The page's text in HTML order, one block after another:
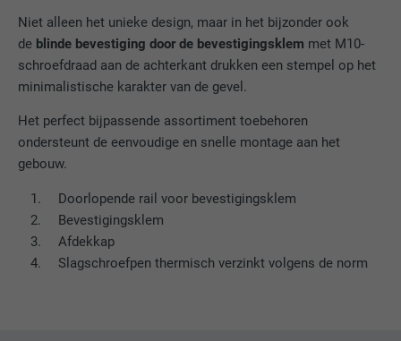
Niet alleen het unieke design, maar in het bijzonder ook
de blinde bevestiging door de bevestigingsklem met M10-
schroefdraad aan de achterkant drukken een stempel op het
minimalistische karakter van de gevel.
Het perfect bijpassende assortiment toebehoren
ondersteunt de eenvoudige en snelle montage aan het
gebouw.
Doorlopende rail voor bevestigingsklem
Bevestigingsklem
Afdekkap
Slagschroefpen thermisch verzinkt volgens de norm